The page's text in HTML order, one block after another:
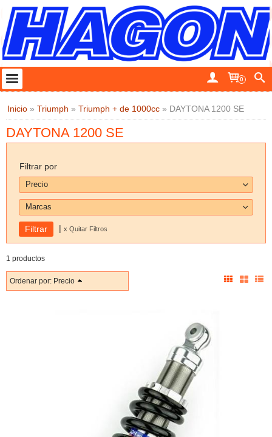
0
Inicio » Triumph » Triumph + de 1000cc » DAYTONA 1200 SE
DAYTONA 1200 SE
Filtrar por
Precio
Marcas
| x Quitar Filtros
1 productos
Ordenar por: Precio